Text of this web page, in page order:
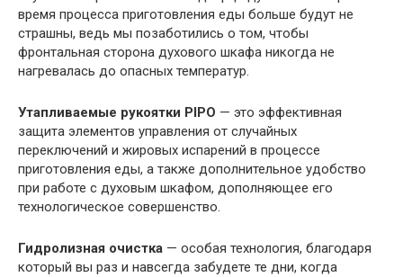
время процесса приготовления еды больше будут не
страшны, ведь мы позаботились о том, чтобы
фронтальная сторона духового шкафа никогда не
нагревалась до опасных температур.
Утапливаемые рукоятки PIPO — это эффективная
защита элементов управления от случайных
переключений и жировых испарений в процессе
приготовления еды, а также дополнительное удобство
при работе с духовым шкафом, дополняющее его
технологическое совершенство.
Гидролизная очистка — особая технология, благодаря
который вы раз и навсегда забудете те дни, когда